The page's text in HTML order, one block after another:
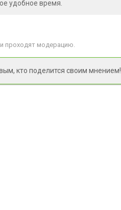
удобное время.
проходят модерацию.
кто поделится своим мнением!